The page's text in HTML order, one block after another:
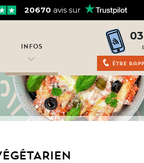
20670 avis sur
Infos
Être